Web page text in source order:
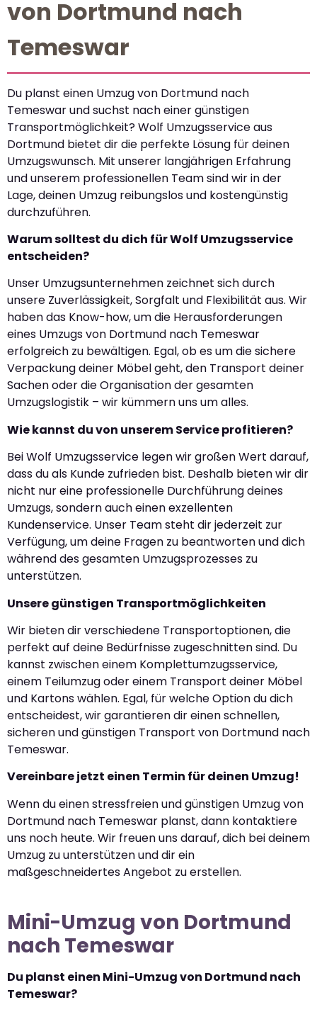
von Dortmund nach
Temeswar
Du planst einen Umzug von Dortmund nach
Temeswar und suchst nach einer günstigen
Transportmöglichkeit? Wolf Umzugsservice aus
Dortmund bietet dir die perfekte Lösung für deinen
Umzugswunsch. Mit unserer langjährigen Erfahrung
und unserem professionellen Team sind wir in der
Lage, deinen Umzug reibungslos und kostengünstig
durchzuführen.
Warum solltest du dich für Wolf Umzugsservice
entscheiden?
Unser Umzugsunternehmen zeichnet sich durch
unsere Zuverlässigkeit, Sorgfalt und Flexibilität aus. Wir
haben das Know-how, um die Herausforderungen
eines Umzugs von Dortmund nach Temeswar
erfolgreich zu bewältigen. Egal, ob es um die sichere
Verpackung deiner Möbel geht, den Transport deiner
Sachen oder die Organisation der gesamten
Umzugslogistik – wir kümmern uns um alles.
Wie kannst du von unserem Service profitieren?
Bei Wolf Umzugsservice legen wir großen Wert darauf,
dass du als Kunde zufrieden bist. Deshalb bieten wir dir
nicht nur eine professionelle Durchführung deines
Umzugs, sondern auch einen exzellenten
Kundenservice. Unser Team steht dir jederzeit zur
Verfügung, um deine Fragen zu beantworten und dich
während des gesamten Umzugsprozesses zu
unterstützen.
Unsere günstigen Transportmöglichkeiten
Wir bieten dir verschiedene Transportoptionen, die
perfekt auf deine Bedürfnisse zugeschnitten sind. Du
kannst zwischen einem Komplettumzugsservice,
einem Teilumzug oder einem Transport deiner Möbel
und Kartons wählen. Egal, für welche Option du dich
entscheidest, wir garantieren dir einen schnellen,
sicheren und günstigen Transport von Dortmund nach
Temeswar.
Vereinbare jetzt einen Termin für deinen Umzug!
Wenn du einen stressfreien und günstigen Umzug von
Dortmund nach Temeswar planst, dann kontaktiere
uns noch heute. Wir freuen uns darauf, dich bei deinem
Umzug zu unterstützen und dir ein
maßgeschneidertes Angebot zu erstellen.
Mini-Umzug von Dortmund
nach Temeswar
Du planst einen Mini-Umzug von Dortmund nach
Temeswar?